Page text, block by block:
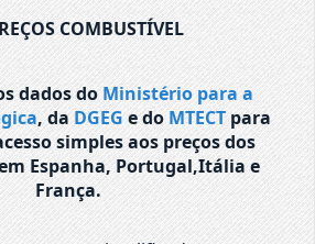
COMBUSTÍVEL
dados do Ministério para a
, da DGEG e do MTECTpara
simples aos preços dos
Espanha, Portugal,Itália e
França.